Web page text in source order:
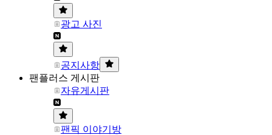
광고 사진
공지사항
팬플러스 게시판
자유게시판
팬픽 이야기방